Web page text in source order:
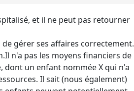
et il ne peut pas retourner
gérer ses affaires correctement.
n'a pas les moyens financiers de
dont un enfant nommée X qui n'a
Il sait (nous également)